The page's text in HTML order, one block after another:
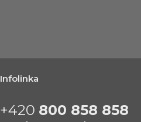
Infolinka
+420 800 858 858